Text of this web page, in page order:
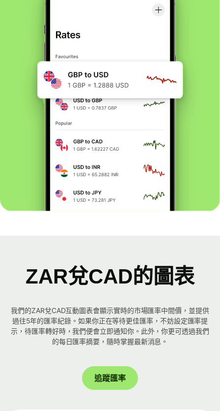
ZAR兌CAD的圖表
我們的ZAR兌CAD互動圖表會顯示實時的市場匯率中間價，並提供
過往5年的匯率紀錄。如果你正在等待更佳匯率，不妨設定匯率提
示，待匯率轉好時，我們便會立即通知你。此外，你更可透過我們
的每日匯率摘要，隨時掌握最新消息。
追蹤匯率